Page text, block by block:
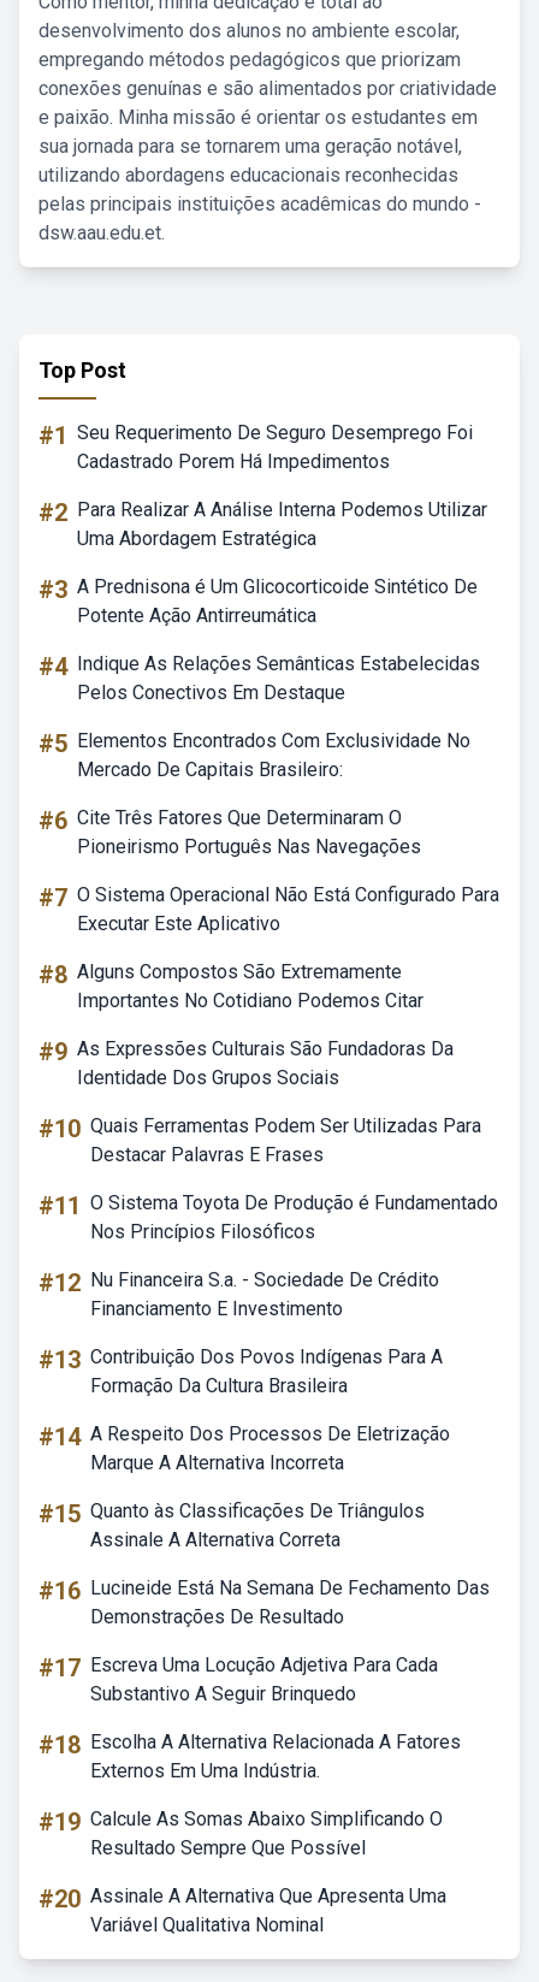
desenvolvimento dos alunos no ambiente escolar,
empregando métodos pedagógicos que priorizam
conexões genuínas e são alimentados por criatividade
e paixão. Minha missão é orientar os estudantes em
sua jornada para se tornarem uma geração notável,
utilizando abordagens educacionais reconhecidas
pelas principais instituições acadêmicas do mundo -
dsw.aau.edu.et.
Top Post
#1 Seu Requerimento De Seguro Desemprego Foi
Cadastrado Porem Há Impedimentos
#2 Para Realizar A Análise Interna Podemos Utilizar
Uma Abordagem Estratégica
#3 A Prednisona é Um Glicocorticoide Sintético De
Potente Ação Antirreumática
#4 Indique As Relações Semânticas Estabelecidas
Pelos Conectivos Em Destaque
#5 Elementos Encontrados Com Exclusividade No
Mercado De Capitais Brasileiro:
#6 Cite Três Fatores Que Determinaram O
Pioneirismo Português Nas Navegações
#7 O Sistema Operacional Não Está Configurado Para
Executar Este Aplicativo
#8 Alguns Compostos São Extremamente
Importantes No Cotidiano Podemos Citar
#9 As Expressões Culturais São Fundadoras Da
Identidade Dos Grupos Sociais
#10 Quais Ferramentas Podem Ser Utilizadas Para
Destacar Palavras E Frases
#11 O Sistema Toyota De Produção é Fundamentado
Nos Princípios Filosóficos
#12 Nu Financeira S.a. - Sociedade De Crédito
Financiamento E Investimento
#13 Contribuição Dos Povos Indígenas Para A
Formação Da Cultura Brasileira
#14 A Respeito Dos Processos De Eletrização
Marque A Alternativa Incorreta
#15 Quanto às Classificações De Triângulos
Assinale A Alternativa Correta
#16 Lucineide Está Na Semana De Fechamento Das
Demonstrações De Resultado
#17 Escreva Uma Locução Adjetiva Para Cada
Substantivo A Seguir Brinquedo
#18 Escolha A Alternativa Relacionada A Fatores
Externos Em Uma Indústria.
#19 Calcule As Somas Abaixo Simplificando O
Resultado Sempre Que Possível
#20 Assinale A Alternativa Que Apresenta Uma
Variável Qualitativa Nominal